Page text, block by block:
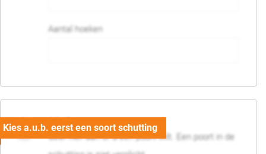
Aantal hoeken
05. Poort
Geef hier aan of u een poort wilt. Een poort in de